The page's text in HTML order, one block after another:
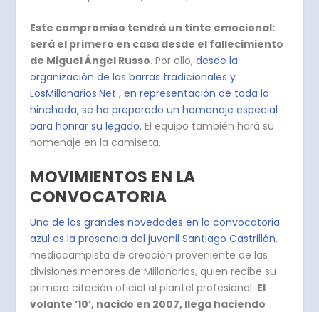
Este compromiso tendrá un tinte emocional:
será el primero en casa desde el fallecimiento
de Miguel Ángel Russo. Por ello,desde la
organización de las barras tradicionales y
LosMillonarios.Net , en representación de toda la
hinchada, se ha preparado un homenaje especial
para honrar su legado.El equipo también hará su
homenaje en la camiseta.
MOVIMIENTOS EN LA
CONVOCATORIA
Una de las grandes novedades en la convocatoria
azul es la presencia del juvenil Santiago Castrillón,
mediocampista de creación proveniente de las
divisiones menores de Millonarios, quien recibe su
primera citación oficial al plantel profesional. El
volante ’10’, nacido en 2007, llega haciendo